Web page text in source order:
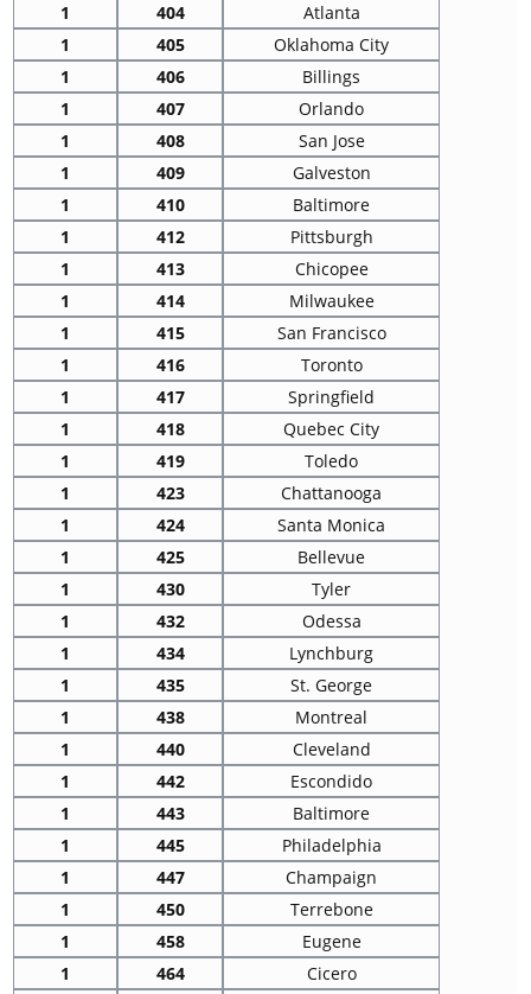
1
404
Atlanta
1
405
Oklahoma City
1
406
Billings
1
407
Orlando
1
408
San Jose
1
409
Galveston
1
410
Baltimore
1
412
Pittsburgh
1
413
Chicopee
1
414
Milwaukee
1
415
San Francisco
1
416
Toronto
1
417
Springfield
1
418
Quebec City
1
419
Toledo
1
423
Chattanooga
1
424
Santa Monica
1
425
Bellevue
1
430
Tyler
1
432
Odessa
1
434
Lynchburg
1
435
St. George
1
438
Montreal
1
440
Cleveland
1
442
Escondido
1
443
Baltimore
1
445
Philadelphia
1
447
Champaign
1
450
Terrebone
1
458
Eugene
1
464 Cicero